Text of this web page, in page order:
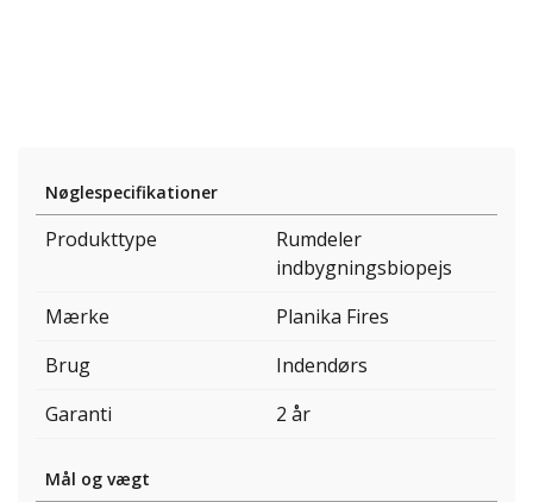
Nøglespecifikationer
Produkttype
Rumdeler
indbygningsbiopejs
Mærke
Planika Fires
Brug
Indendørs
Garanti
2 år
Mål og vægt